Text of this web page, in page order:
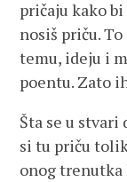
pričaju kako
nosiš priču.
temu, ideju i
poentu. Zato
Šta se u
si tu priču
onog trenutka